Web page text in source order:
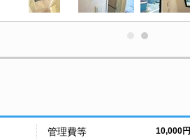
管理費等 10,000円